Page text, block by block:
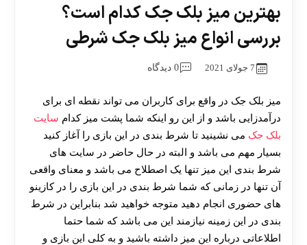
بهترین میز بلک جک کدام است؟
بررسی انواع میز بلک جک شرطی
7 جولای 2021 0 دیدگاه
میز بلک جک در واقع برای کاربران می تواند نقطه ای برای
درآمدزایی باشد و از این رو اینکه شما پشت میز کدام سایت
بلک جک می نشینید تا شرط بندی در این بازی را آغاز کنید
بسیار مهم می باشد و البته در حال حاضر در سایت های
شرط بندی این میز تنها یک اصطلاح می باشد و معنای واقعی
آن تنها در زمانی که شما شرط بندی در این بازی را در کازینو
های حضوری انجام دهید متوجه خواهید شد بنابراین در شرط
بندی در این زمینه نیازمند این می باشد که شما حتما
اطلاعاتی درباره این میز داشته باشید و به کلی این بازی و